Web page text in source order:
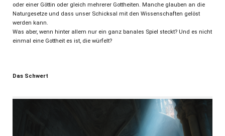
oder einer Göttin oder gleich mehrerer Gottheiten. Manche glauben an die
Naturgesetze und dass unser Schicksal mit den Wissenschaften gelöst
werden kann.
Was aber, wenn hinter allem nur ein ganz banales Spiel steckt? Und es nicht
einmal eine Gottheit es ist, die würfelt?
Das Schwert